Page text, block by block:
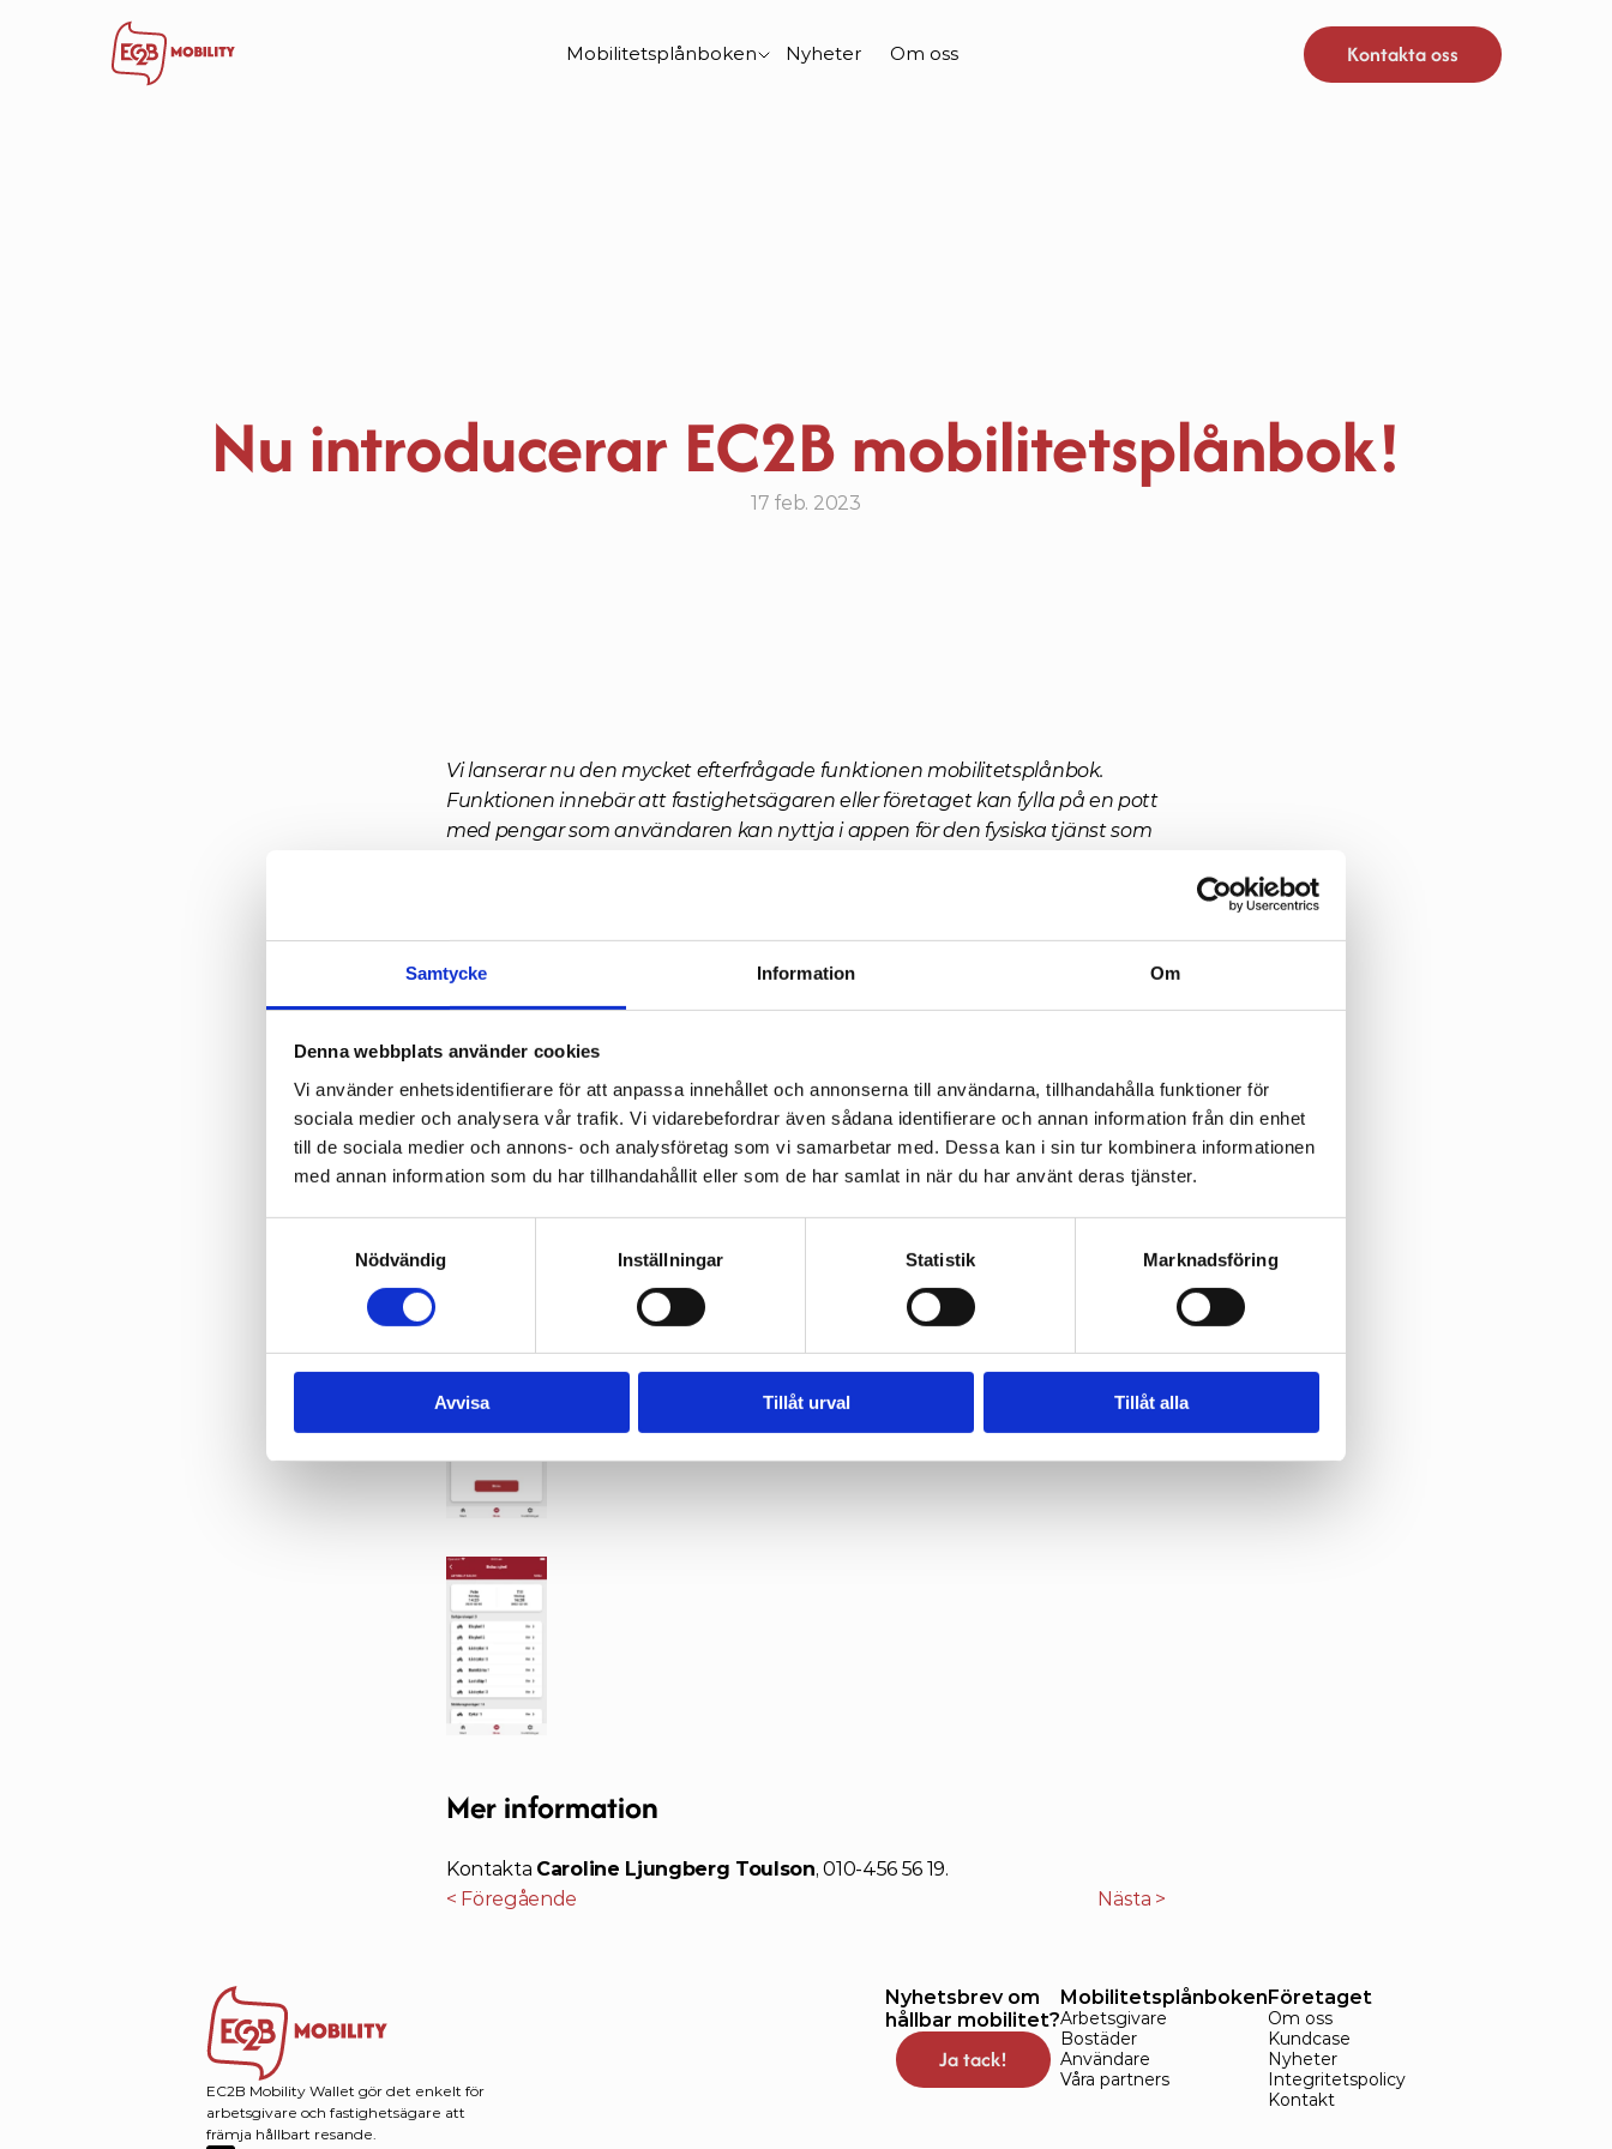
Samtycke Information Om
Denna webbplats använder cookies
Vi använder enhetsidentifierare för att anpassa innehållet och annonserna till användarna, tillhandahålla funktioner för
sociala medier och analysera vår trafik. Vi vidarebefordrar även sådana identifierare och annan information från din enhet
till de sociala medier och annons- och analysföretag som vi samarbetar med. Dessa kan i sin tur kombinera informationen
med annan information som du har tillhandahållit eller som de har samlat in när du har använt deras tjänster.
Nödvändig
Inställningar Statistik Marknadsföring
Avvisa Tillåt urval Tillåt alla
Mobilitetsplånboken Nyheter Om oss Kontakta oss
Nu introducerar EC2B mobilitetsplånbok!
17 feb. 2023
Vi lanserar nu den mycket efterfrågade funktionen mobilitetsplånbok.
Funktionen innebär att fastighetsägaren eller företaget kan fylla på en pott
med pengar som användaren kan nyttja i appen för den fysiska tjänst som
utifrån sina behov och kan själv välja det som bäst underlättar hållbara val i
vardagsresandet. Fastighetsägaren/företaget kan bättre matcha mot
användarnas behov istället för att i förväg behöva definiera att användaren
Det är också möjligt att genom EC2B följa upp nyttjandet av
mobilitetstjänster och puffa för att öka användandet genom kommunikation
och erbjudanden.
Mer information
Kontakta Caroline Ljungberg Toulson, 010-456 56 19.
< Föregående
Nästa >
EC2B Mobility Wallet gör det enkelt för
arbetsgivare och fastighetsägare att
främja hållbart resande.
Nyhetsbrev om
hållbar mobilitet?
Ja tack!
Mobilitetsplånboken
Arbetsgivare
Bostäder
Användare
Våra partners
Företaget
Om oss
Kundcase
Nyheter
Integritetspolicy
Kontakt